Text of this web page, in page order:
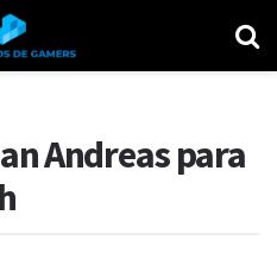
Andreas para